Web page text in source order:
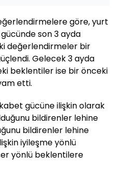
göre, yurt
son 3 ayda
değerlendirmeler bir
Gelecek 3 ayda
beklentiler ise bir önceki
etti.
gücüne ilişkin olarak
bildirenler lehine
bildirenler lehine
iyileşme yönlü
yönlü beklentilere